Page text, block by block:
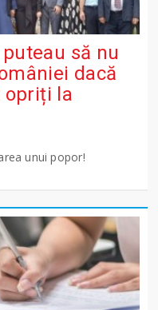
să nu
dacă
opriți la
unui popor!